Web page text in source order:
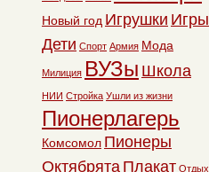
Новый год Игрушки Игры
Дети Спорт Армия Мода
Милиция ВУЗы Школа
НИИ Стройка Ушли из жизни
Пионерлагерь
Комсомол Пионеры
Октябрята Плакат Отдых